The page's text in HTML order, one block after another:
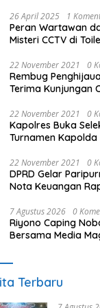
26 April 2025 1
Peran Wartawan
Misteri CCTV di
22 November 2021 0
Rembug
Terima Kunjungan
22 November 2021 0
Kapolres Buka
Turnamen Kapolda
22 November 2021 0
DPRD Gelar
Nota Keuangan
7 Agustus 2026 0
Riyono Caping
Bersama Media
Terbaru